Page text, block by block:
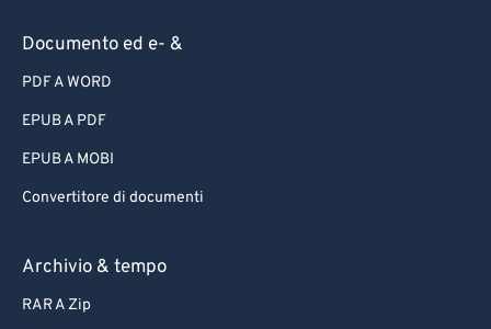
Documento ed e- &
PDF A WORD
EPUB A PDF
EPUB A MOBI
Convertitore di documenti
Archivio & tempo
RAR A Zip